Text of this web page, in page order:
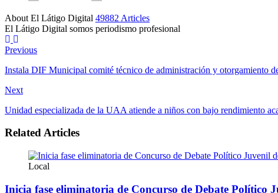
About El Látigo Digital 49882 Articles
El Látigo Digital somos periodismo profesional
Website
Previous
Instala DIF Municipal comité técnico de administración y otorgamiento
Next
Unidad especializada de la UAA atiende a niños con bajo rendimiento
Related Articles
Local
Inicia fase eliminatoria de Concurso de Debate Político